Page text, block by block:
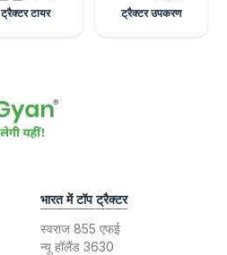
ट्रैक्टर टायर ट्रैक्टर उपकरण
भारत में टॉप ट्रैक्टर
स्वराज 855 एफई
न्यू हॉलैंड 3630